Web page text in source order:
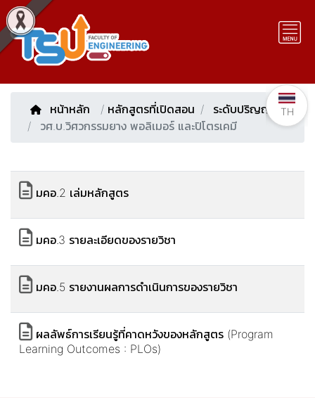
หน้าหลัก / หลักสูตรที่เปิดสอน
ระดับปริญญาตรี
วศ.บ.วิศวกรรมยาง พอลิเมอร์ และปิโตรเคมี
มคอ.2 เล่มหลักสูตร
มคอ.3 รายละเอียดของรายวิชา
มคอ.5 รายงานผลการดำเนินการของรายวิชา
ผลลัพธ์การเรียนรู้ที่คาดหวังของหลักสูตร (Program
Learning Outcomes : PLOs)
TH